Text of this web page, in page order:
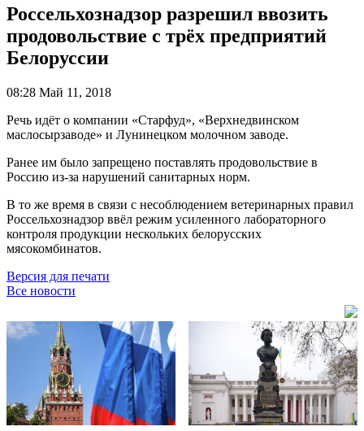
Россельхознадзор разрешил ввозить
продовольствие с трёх предприятий
Белоруссии
08:28 Май 11, 2018
Речь идёт о компании «Старфуд», «Верхнедвинском
маслосырзаводе» и Лунинецком молочном заводе.
Ранее им было запрещено поставлять продовольствие в
Россию из-за нарушений санитарных норм.
В то же время в связи с несоблюдением ветеринарных правил
Россельхознадзор ввёл режим усиленного лабораторного
контроля продукции нескольких белорусских
мясокомбинатов.
Версия для печати
Все новости